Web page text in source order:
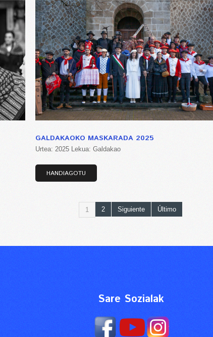
GALDAKAOKO MASKARADA 2025
Urtea: 2025 Lekua: Galdakao
HANDIAGOTU
1 2 Siguiente Último
Sare Sozialak